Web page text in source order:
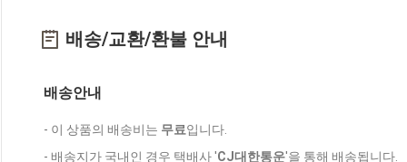
배송/교환/환불 안내
배송안내
- 이 상품의 배송비는 무료입니다.
- 배송지가 국내인 경우 택배사 'CJ대한통운'을 통해 배송됩니다.